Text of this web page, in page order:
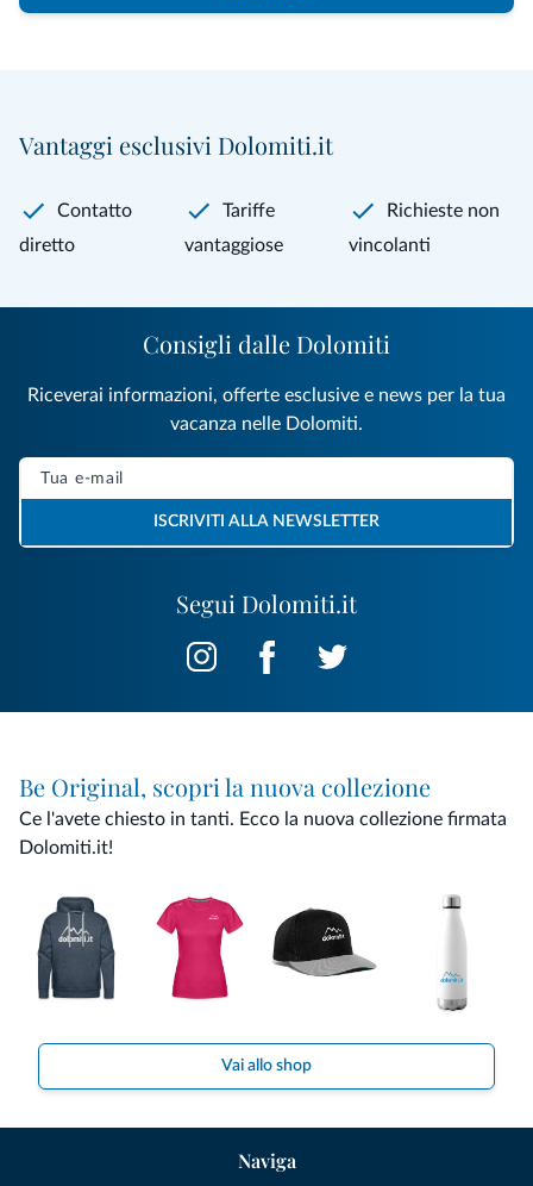
Vantaggi esclusivi Dolomiti.it
Contatto
diretto
Tariffe
vantaggiose
Richieste non
vincolanti
Segui Dolomiti.it
Consigli dalle Dolomiti
Riceverai informazioni, offerte esclusive e news per la tua
vacanza nelle Dolomiti.
ISCRIVITI ALLA NEWSLETTER
Be Original, scopri la nuova collezione
Ce l'avete chiesto in tanti. Ecco la nuova collezione firmata
Dolomiti.it!
Vai allo shop
Naviga